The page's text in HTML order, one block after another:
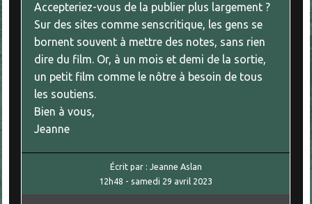
Accepteriez-vous de la publier plus largement ?
Sur des sites comme senscritique, les gens se
bornent souvent à mettre des notes, sans rien
dire du film. Or, à un mois et demi de la sortie,
un petit film comme le nôtre à besoin de tous
les soutiens.
Bien à vous,
Jeanne
Écrit par : Jeanne Aslan
12h48 - samedi 29 avril 2023